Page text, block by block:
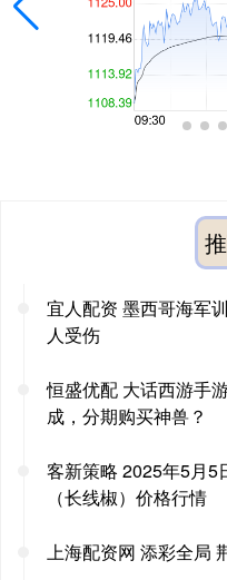
宜人配资 墨西哥海军
人受伤
恒盛优配 大话西游手
成，分期购买神兽？
客新策略 2025年5月5
（长线椒）价格行情
上海配资网 添彩全局